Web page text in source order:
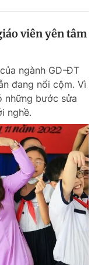
viên yên tâm
ngành GD-ĐT
đang nổi cộm. Vì
những bước sửa
nghề.